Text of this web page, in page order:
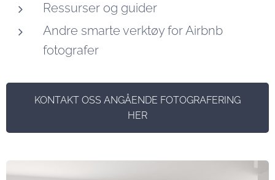
Ressurser og guider
Andre smarte verktøy for Airbnb
fotografer
KONTAKT OSS ANGÅENDE FOTOGRAFERING
HER